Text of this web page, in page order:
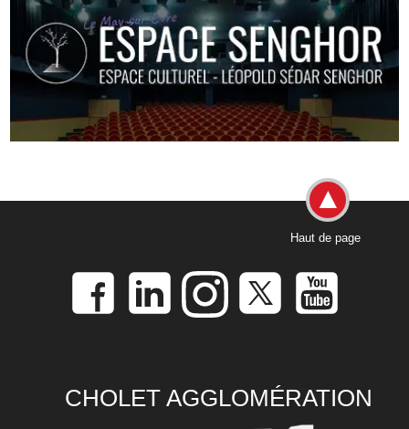
Haut de page
CHOLET AGGLOMÉRATION